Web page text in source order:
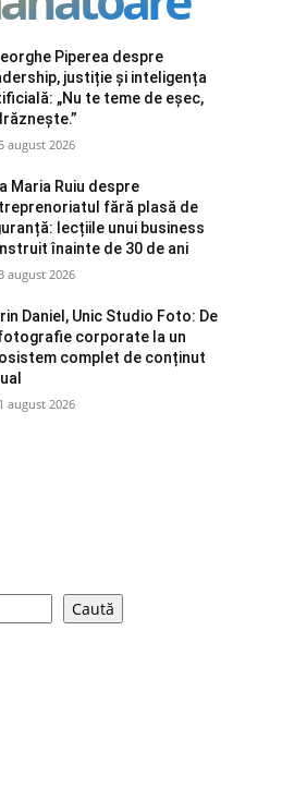
Piperea despre
justiție și inteligența
„Nu te teme de eșec,
5 august 2026
Maria Ruiu despre
fără plasă de
lecțiile unui business
înainte de 30 de ani
3 august 2026
Daniel, Unic Studio Foto: De
fotografie corporate la un
complet de conținut
1 august 2026
Caută